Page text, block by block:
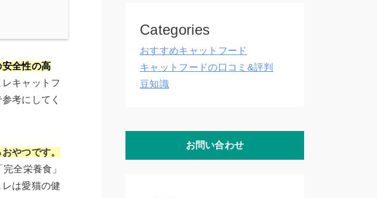
全性の高
キャットフ
考にしてく
やつです。
全栄養食」
は愛猫の健
Categories
おすすめキャットフード
キャットフードの口コミ&評判
豆知識
お問い合わせ